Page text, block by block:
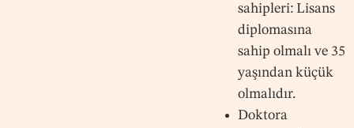
sahipleri: Lisans
diplomasına
sahip olmalı ve 35
yaşından küçük
olmalıdır.
Doktora